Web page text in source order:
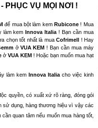
PHỤC VỤ MỌI NƠI !
để mua bột làm kem Rubicone ! Mua
làm kem Innova Italia ! Bạn cần mua
chọn tốt nhất là mua Cofrimell ! Hay
ở VUA KEM ! Bạn cần mua máy
ở VUA KEM ! Hoặc bạn muốn mua hạt
làm kem Innova Italia cho việc kinh
quyền, có xuất xứ rõ ràng, đóng gói
sử dụng, hàng thương hiệu vì vậy các
quan tâm nếu muốn mua hàng tốt,